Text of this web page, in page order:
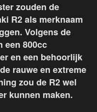
zouden de
R2 als merknaam
Volgens de
een 800cc
en een behoorlijk
rauwe en extreme
zou de R2 wel
kunnen maken.